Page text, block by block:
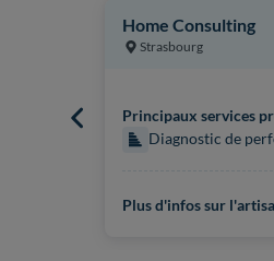
Home Consulting
Strasbourg
Principaux services
Diagnostic de
Plus d'infos sur